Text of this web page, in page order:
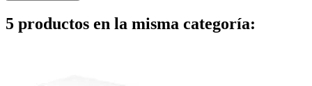
5 productos en la misma categoría: